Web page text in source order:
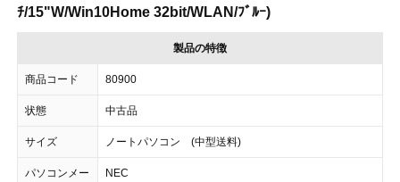
ﾁ/15"W/Win10Home 32bit/WLAN/ﾌﾞﾙｰ)
製品の特徴
商品コード 80900
状態 中古品
サイズ ノートパソコン (中型送料)
パソコンメー
NEC